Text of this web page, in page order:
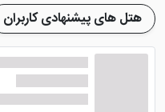
باشند. اتاق ها دارای چشم
از اتاق های خاص هتل
هتل گودوود پارک شهر
دهد. میهمانان می
هتل های پیشنهادی کاربران